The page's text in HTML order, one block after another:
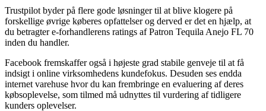
Trustpilot byder på flere gode løsninger til at blive klogere på
forskellige øvrige køberes opfattelser og derved er det en hjælp, at
du betragter e-forhandlerens ratings af Patron Tequila Anejo FL 70
inden du handler.
Facebook fremskaffer også i højeste grad stabile genveje til at få
indsigt i online virksomhedens kundefokus. Desuden ses endda
internet varehuse hvor du kan frembringe en evaluering af deres
købsoplevelse, som tilmed må udnyttes til vurdering af tidligere
kunders oplevelser.